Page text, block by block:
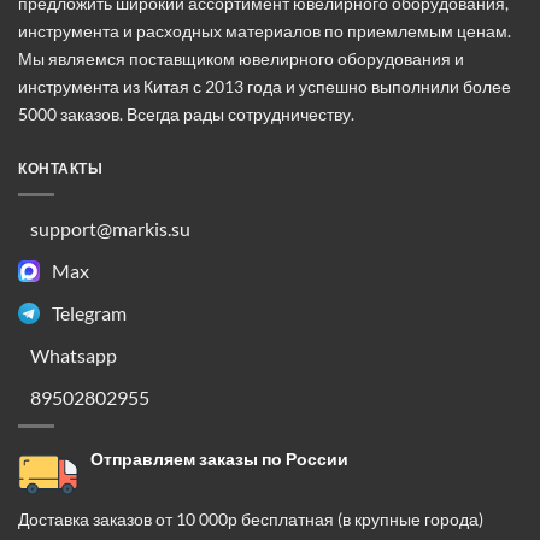
странице
товара.
странице
товара.
инструмента и расходных материалов по приемлемым ценам.
Мы являемся поставщиком ювелирного оборудования и
инструмента из Китая с 2013 года и успешно выполнили более
5000 заказов. Всегда рады сотрудничеству.
КОНТАКТЫ
support@markis.su
Max
Telegram
Whatsapp
89502802955
Отправляем заказы по России
Доставка заказов от 10 000р бесплатная (в крупные города)